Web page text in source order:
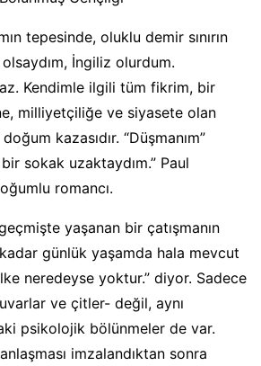
tepesinde, oluklu demir sınırın
İngiliz olurdum.
Kendimle ilgili tüm fikrim, bir
milliyetçiliğe ve siyasete olan
kazasıdır. “Düşmanım”
sokak uzaktaydım.” Paul
romancı.
yaşanan bir çatışmanın
günlük yaşamda hala mevcut
neredeyse yoktur.” diyor. Sadece
ve çitler- değil, aynı
psikolojik bölünmeler de var.
imzalandıktan sonra